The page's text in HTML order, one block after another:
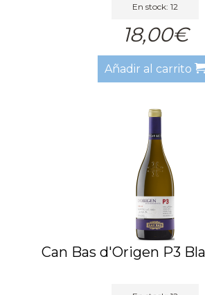
En stock: 12
18,00€
Añadir al carrito
Can Bas d'Origen P3